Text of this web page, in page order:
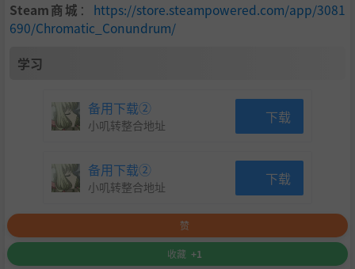
Steam商城 ： https://store.steampowered.com/app/3081
690/Chromatic_Conundrum/
学习
备用下载②
小叽转整合地址 下载
备用下载②
小叽转整合地址 下载
赞
收藏 +1